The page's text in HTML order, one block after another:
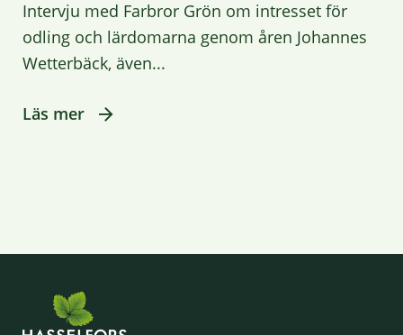
Intervju med Farbror Grön om intresset för
odling och lärdomarna genom åren Johannes
Wetterbäck, även...
Läs mer